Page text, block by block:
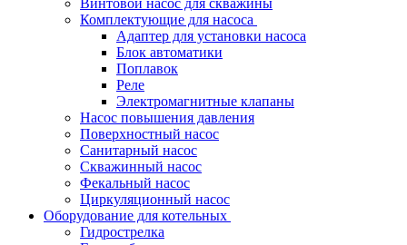
Винтовой насос для скважины
Комплектующие для насоса
Адаптер для установки насоса
Блок автоматики
Поплавок
Реле
Электромагнитные клапаны
Насос повышения давления
Поверхностный насос
Санитарный насос
Скважинный насос
Фекальный насос
Циркуляционный насос
Оборудование для котельных
Гидрострелка